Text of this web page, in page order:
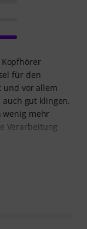
für den
und vor allem
gut klingen.
wenig mehr
Verarbeitung